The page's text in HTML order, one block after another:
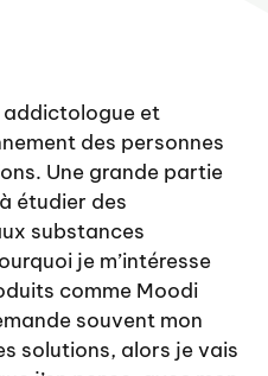
addictologue et
des personnes
Une grande partie
étudier des
substances
je m’intéresse
comme Moodi
souvent mon
solutions, alors je vais